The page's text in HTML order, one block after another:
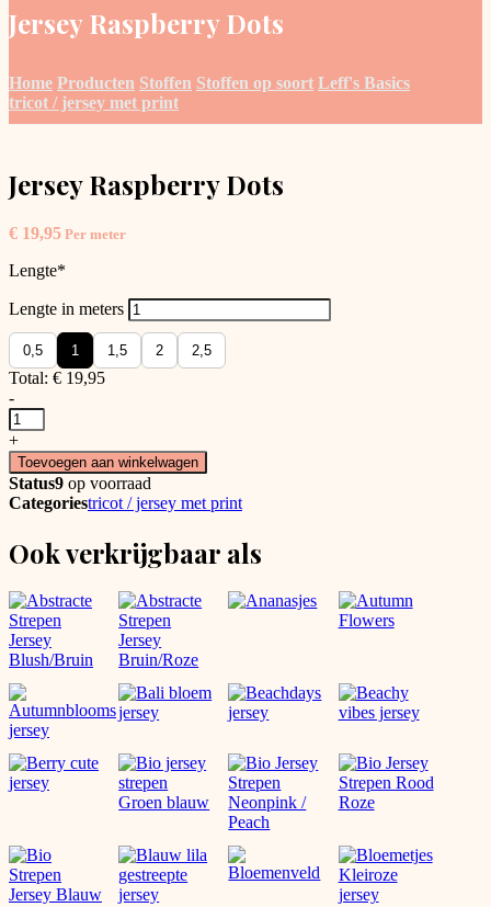
Jersey Raspberry Dots
Home Producten Stoffen Stoffen op soort Leff's Basics
tricot / jersey met print
Jersey Raspberry Dots
€ 19,95 Per meter
Lengte*
Lengte in meters
0,5 1 1,5 2 2,5
Total: € 19,95
-
Jersey
Raspberry
Dots
aantal
+
Toevoegen aan winkelwagen
Status9 op voorraad
Categoriestricot / jersey met print
Ook verkrijgbaar als